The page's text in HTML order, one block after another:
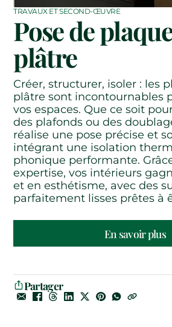
TRAVAUX ET SECOND-ŒUVRE
Pose de
plâtre
Créer, structurer, isoler : les
plâtre sont incontournables
vos espaces. Que ce soit
des plafonds ou des
réalise une pose précise et
intégrant une isolation
phonique performante.
expertise, vos intérieurs
et en esthétisme, avec des
parfaitement lisses prêtes à
En savoir plus
Partager